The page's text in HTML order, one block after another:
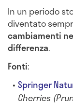
In un periodo
diventato
cambiamenti
differenza.
Fonti:
Springer
Cherries